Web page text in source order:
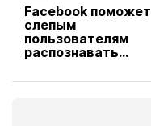
Facebook поможет
слепым
пользователям
распознавать